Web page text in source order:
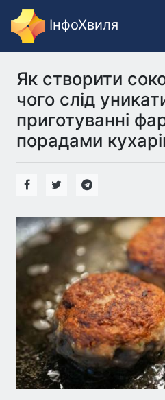
ІнфоХвиля
Як створити
чого слід
приготуванні
порадами